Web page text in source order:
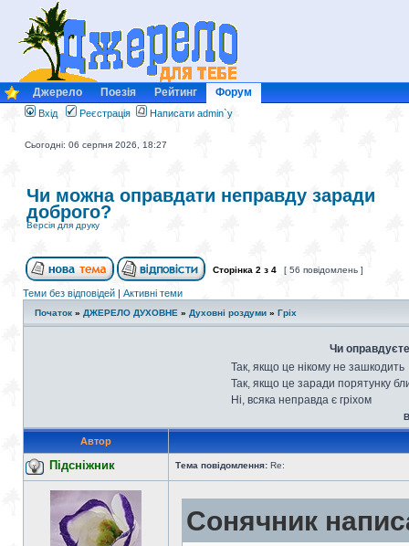
Джерело Поезія Рейтинг Форум
Вхід Реєстрація Написати admin`у
Сьогодні: 06 серпня 2026, 18:27
Чи можна оправдати неправду заради
доброго?
Версія для друку
Сторінка 2 з 4 [ 56 повідомлень ]
Теми без відповідей | Активні теми
Початок » ДЖЕРЕЛО ДУХОВНЕ » Духовні роздуми » Гріх
Чи
Так, якщо це нікому не зашкодить
Так, якщо це заради порятунку
Ні, всяка неправда є гріхом
Автор
Підсніжник Тема повідомлення: Re:
Сонячник